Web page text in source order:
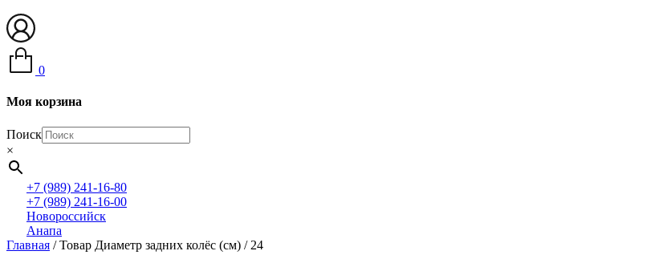
0
Моя корзина
Поиск
×
+7 (989) 241-16-80
+7 (989) 241-16-00
Новороссийск
Анапа
Главная / Товар Диаметр задних колёс (см) / 24